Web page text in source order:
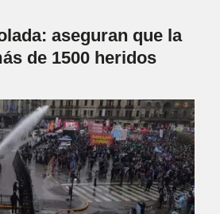
aseguran que la
de 1500 heridos